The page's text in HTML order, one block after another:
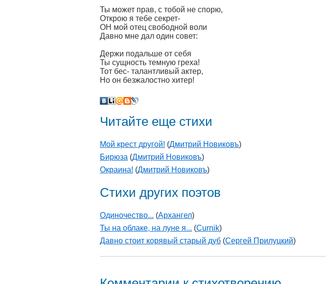
Ты может прав, с тобой не спорю,
Открою я тебе секрет-
ОН мой отец свободной воли
Давно мне дал один совет:
Держи подальше от себя
Ты сущность темную греха!
Тот бес- талантливый актер,
Но он безжалостно хитер!
Читайте еще стихи
Мой крест другой! (Дмитрий Новиковъ)
Бирюза (Дмитрий Новиковъ)
Окраина! (Дмитрий Новиковъ)
Стихи других поэтов
Одиночество... (Архангел)
Ты на облаке, на луне я... (Curnik)
Давно стоит корявый старый дуб (Сергей Прилуцкий)